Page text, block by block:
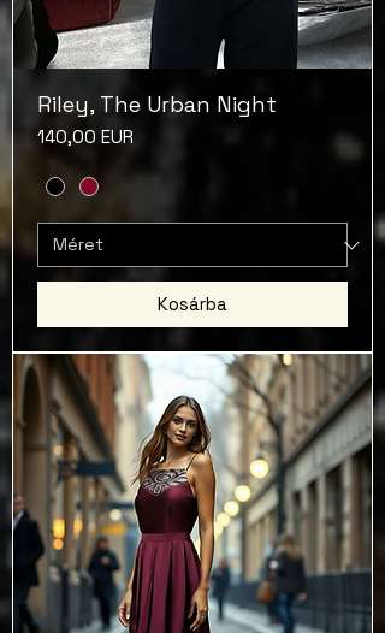
Riley, The Urban Night
Ár
140,00 EUR
Kosárba